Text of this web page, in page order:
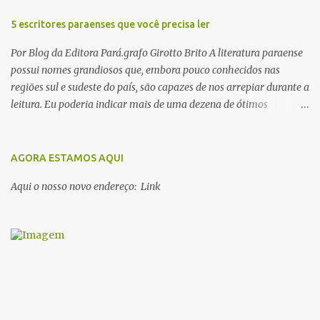
5 escritores paraenses que você precisa ler
Por Blog da Editora Pará.grafo Girotto Brito A literatura paraense
possui nomes grandiosos que, embora pouco conhecidos nas
regiões sul e sudeste do país, são capazes de nos arrepiar durante a
leitura. Eu poderia indicar mais de uma dezena de ótimos
1. Dalcídio Jurandir Nascido na cidade de Ponta de Pedras, Ilha do
dos quais 10 formam o chamado Ciclo do Extremo Norte -- uma
completar seus estudos na cidade grande. A série inicia com o livro
AGORA ESTAMOS AQUI
Aqui o nosso novo endereço: Link